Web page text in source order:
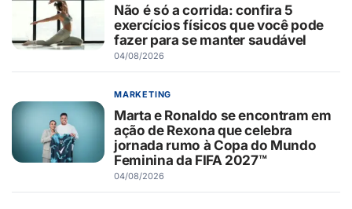
Não é só a corrida: confira 5
exercícios físicos que você pode
fazer para se manter saudável
04/08/2026
MARKETING
Marta e Ronaldo se encontram em
ação de Rexona que celebra
jornada rumo à Copa do Mundo
Feminina da FIFA 2027™
04/08/2026